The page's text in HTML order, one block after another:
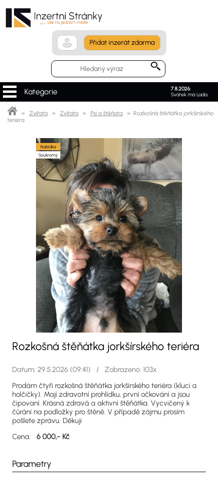
Přidat inzerát zdarma
7.8.2026.
Svátek má Lada.
Kategorie
> Zvířata > Zvířata > Psi a štěňata > Rozkošná štěňátka jorkšírského
teriéra
Nabídka
Soukromý
Rozkošná štěňátka jorkšírského teriéra
Datum: 29.5.2026 (09:41) / Zobrazeno: 103x
Prodám čtyři rozkošná štěňátka jorkšírského teriéra (kluci a
holčičky). Mají zdravotní prohlídku, první očkování a jsou
čipovaní. Krásná zdravá a aktivní štěňátka. Vycvičený k
čůrání na podložky pro štěně. V případě zájmu prosím
pošlete zprávu. Děkuji
Cena: 6 000,- Kč
Parametry